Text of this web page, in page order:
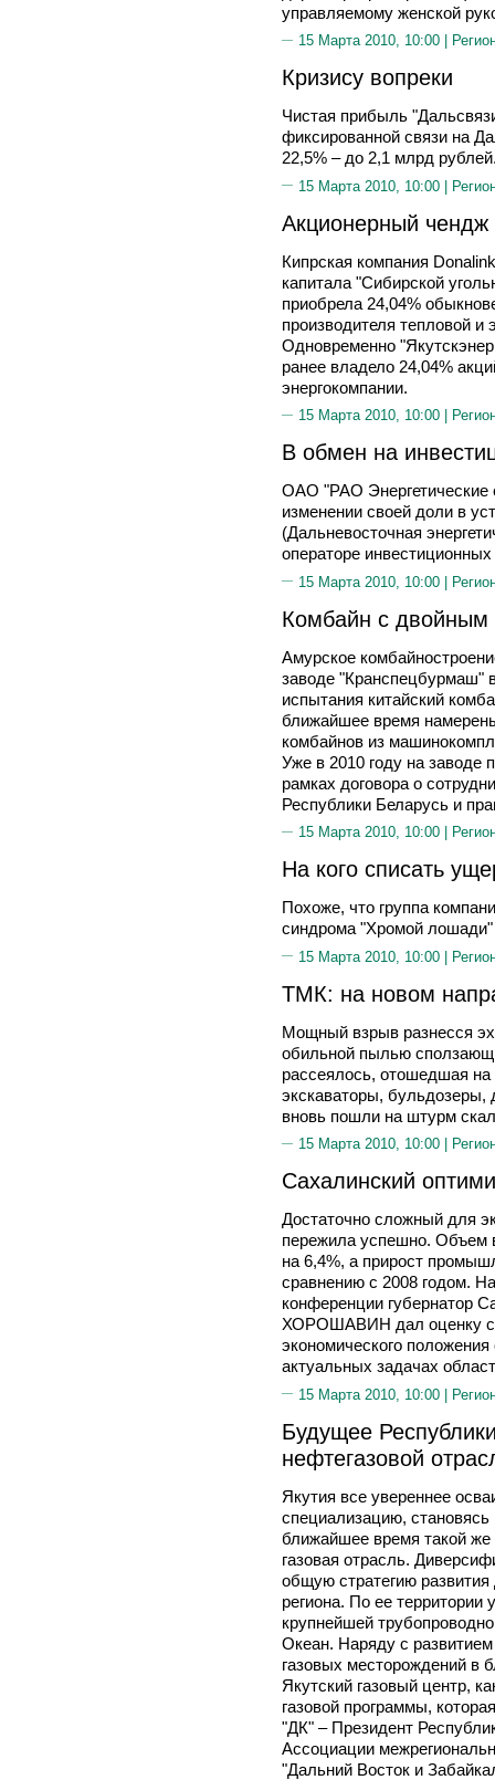
управляемому женской
15 Марта 2010, 10:00 |
Кризису вопреки
Чистая прибыль
фиксированной связи на
22,5% – до 2,1 млрд
15 Марта 2010, 10:00 |
Акционерный чендж
Кипрская компания
капитала "Сибирской
приобрела 24,04%
производителя тепловой и
Одновременно
ранее владело 24,04%
энергокомпании.
15 Марта 2010, 10:00 |
В обмен на
ОАО "РАО Энергетические
изменении своей доли в
(Дальневосточная
операторе инвестиционных
15 Марта 2010, 10:00 |
Комбайн с двойным
Амурское
заводе "Кранспецбурмаш"
испытания китайский
ближайшее время
комбайнов из
Уже в 2010 году на заводе
рамках договора о
Республики Беларусь и
15 Марта 2010, 10:00 |
На кого списать
Похоже, что группа
синдрома "Хромой лошади"
15 Марта 2010, 10:00 |
ТМК: на новом
Мощный взрыв разнесся
обильной пылью
рассеялось, отошедшая на
экскаваторы, бульдозеры,
вновь пошли на штурм
15 Марта 2010, 10:00 |
Сахалинский
Достаточно сложный для
пережила успешно. Объем
на 6,4%, а прирост
сравнению с 2008 годом.
конференции губернатор
ХОРОШАВИН дал оценку
экономического
актуальных задачах
15 Марта 2010, 10:00 |
Будущее
нефтегазовой
Якутия все увереннее
специализацию,
ближайшее время такой же
газовая отрасль.
общую стратегию развития
региона. По ее
крупнейшей
Океан. Наряду с
газовых месторождений в
Якутский газовый центр,
газовой программы,
"ДК" – Президент
Ассоциации
"Дальний Восток и